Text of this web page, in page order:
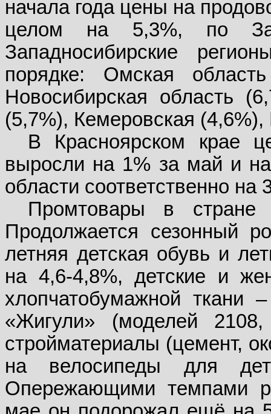
начала года цены на
целом на 5,3%, по
Западносибирские
порядке: Омская
Новосибирская область
(5,7%), Кемеровская
В Красноярском крае
выросли на 1% за май и
области соответственно на
Промтовары в
Продолжается сезонный
летняя детская обувь и
на 4,6-4,8%, детские и
хлопчатобумажной
«Жигули» (моделей
стройматериалы (цемент,
на велосипеды для
Опережающими темпами